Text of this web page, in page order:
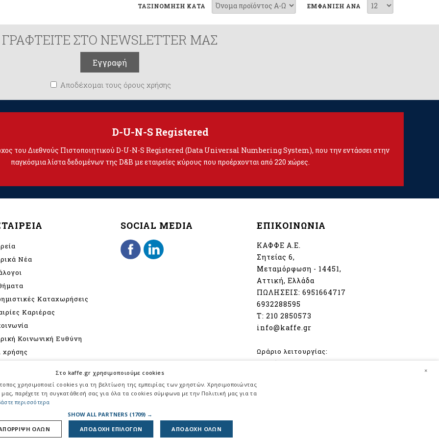
ΕΜΦΑΝΙΣΗ ΑΝΑ
ΤΑΞΙΝΟΜΗΣΗ ΚΑΤΑ
ΓΡΑΦΤΕΙΤΕ ΣΤΟ NEWSLETTER ΜΑΣ
Αποδέχομαι τους όρους χρήσης
D-U-N-S Registered
του Διεθνούς Πιστοποιητικού D-U-N-S Registered (Data Universal Numbering System), που την εντάσσει στην
παγκόσμια λίστα δεδομένων της D&B με εταιρείες κύρους που προέρχονται από 220 χώρες.
Νέα
Καταχωρήσεις
Καριέρας
Κοινωνική Ευθύνη
χρήσης
για την καταπολέμηση
βίας - παρενόχλησης
SOCIAL MEDIA ΕΠΙΚΟΙΝΩΝΙΑ
ΚΑΦΦΕ Α.Ε.
Σητείας 6,
Μεταμόρφωση - 14451,
Αττική, Ελλάδα
ΠΩΛΗΣΕΙΣ: 6951664717
6932288595
Τ: 210 2850573
info@kaffe.gr
Ωράριο λειτουργίας:
Δευτέρα - Παρασκευή
Σάββατο
×
Στο kaffe.gr χρησιμοποιούμε cookies
χρησιμοποιεί cookies για τη βελτίωση της εμπειρίας των χρηστών. Χρησιμοποιώντας
μας, παρέχετε τη συγκατάθεσή σας για όλα τα cookies σύμφωνα με την Πολιτική μας για τα
περισσότερα
SHOW ALL PARTNERS (1709) →
ΑΠΟΔΟΧΗ ΕΠΙΛΟΓΩΝ
ΑΠΟΔΟΧΗ ΟΛΩΝ
ΟΛΩΝ